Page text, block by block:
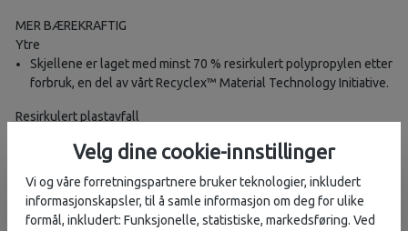
MER BÆREKRAFTIG
Ytre
Skjellene er laget med minst 70 % resirkulert polypropylen etter
forbruk, en del av vårt Recyclex™ Material Technology Initiative.
Resirkulert plastavfall
Grønn strøm brukes til skallproduksjon og
sluttproduktmontering
Velg dine cookie-innstillinger
Vi og våre forretningspartnere bruker teknologier, inkludert
informasjonskapsler, til å samle informasjon om deg for ulike
formål, inkludert: Funksjonelle, statistiske, markedsføring. Ved